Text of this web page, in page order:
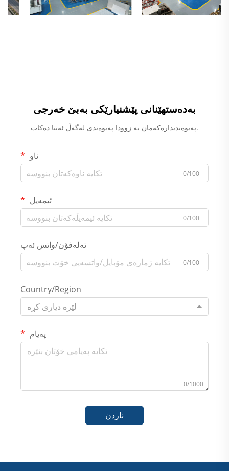
بەدەستهێنانی پێشنیارێکی بەبێ خەرجی
پەیوەندیدارەکەمان بە زوودا پەیوەندی لەگەڵ ئەنتا دەکات.
ناو
0/100
ئیمەیل
0/100
تەلەفۆن/واتس ئەپ
0/100
Country/Region
لێرە دیاری کړە
پەیام
0/1000
ناردن